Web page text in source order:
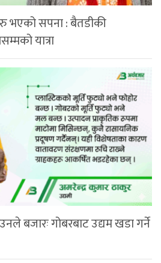
भएको सपना : बैतडीकी
यात्रा
बजारः गोबरबाट उद्यम खडा गर्ने